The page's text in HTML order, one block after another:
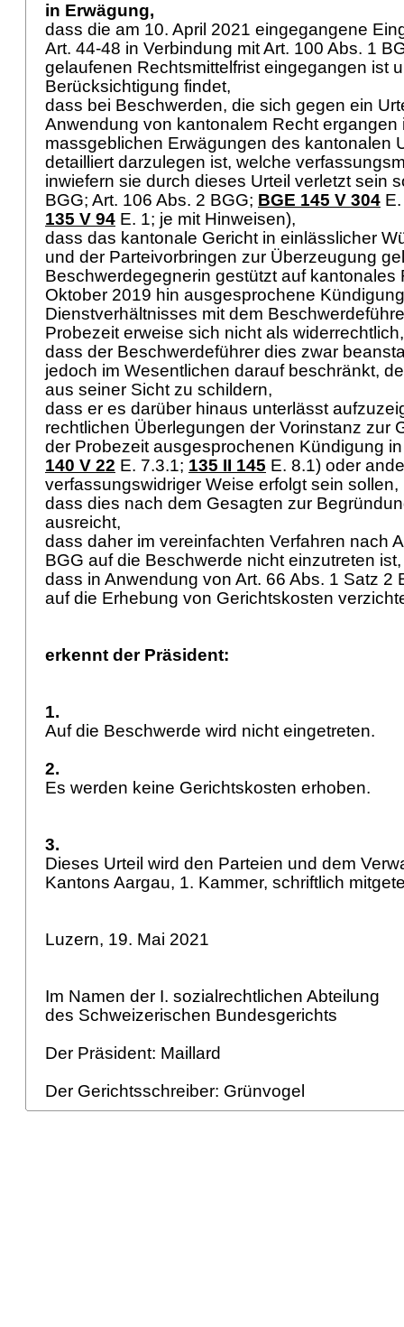
in Erwägung,
dass die am 10. April 2021 eingegangene
Art. 44-48 in Verbindung mitArt. 100 Abs. 1
gelaufenen Rechtsmittelfrist eingegangen ist
Berücksichtigung findet,
dass bei Beschwerden, die sich gegen ein
Anwendung von kantonalem Recht ergangen
massgeblichen Erwägungen des kantonalen
detailliert darzulegen ist, welche
inwiefern sie durch dieses Urteil verletzt sein
BGG; Art. 106 Abs. 2 BGG; BGE 145 V 304
135 V 94 E. 1; je mit Hinweisen),
dass das kantonale Gericht in einlässlicher
und der Parteivorbringen zur Überzeugung
Beschwerdegegnerin gestützt auf kantonales
Oktober 2019 hin ausgesprochene
Dienstverhältnisses mit dem
Probezeit erweise sich nicht als
dass der Beschwerdeführer dies zwar
jedoch im Wesentlichen darauf beschränkt,
aus seiner Sicht zu schildern,
dass er es darüber hinaus unterlässt
rechtlichen Überlegungen der Vorinstanz zur
der Probezeit ausgesprochenen Kündigung
140 V 22 E. 7.3.1; 135 II 145 E. 8.1) oder
verfassungswidriger Weise erfolgt sein sollen,
dass dies nach dem Gesagten zur
ausreicht,
dass daher im vereinfachten Verfahren nach
BGG auf die Beschwerde nicht einzutreten
dass in Anwendung von Art. 66 Abs. 1 Satz 2
auf die Erhebung von Gerichtskosten
erkennt der Präsident:
1.
Auf die Beschwerde wird nicht eingetreten.
2.
Es werden keine Gerichtskosten erhoben.
3.
Dieses Urteil wird den Parteien und dem
Kantons Aargau, 1. Kammer, schriftlich
Luzern, 19. Mai 2021
Im Namen der I. sozialrechtlichen Abteilung
des Schweizerischen Bundesgerichts
Der Präsident: Maillard
Der Gerichtsschreiber: Grünvogel